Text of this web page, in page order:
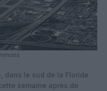
, dans le sud de la Floride
semaine après de